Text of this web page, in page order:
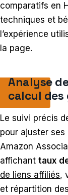
comparatifs en
techniques et
l’expérience
la page.
Analyse
calcul des
Le suivi précis
pour ajuster
Amazon
affichant taux
de liens affiliés,
et répartition